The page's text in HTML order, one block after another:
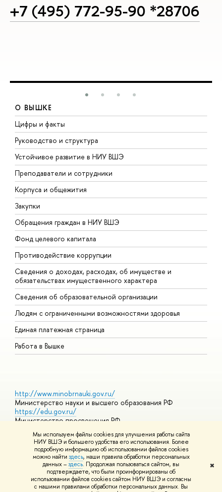
Мы используем файлы cookies для улучшения работы сайта
НИУ ВШЭ и большего удобства его использования. Более
подробную информацию об использовании файлов cookies
можно найти здесь, наши правила обработки персональных
данных –здесь. Продолжая пользоваться сайтом, вы
подтверждаете, что были проинформированы об
использовании файлов cookies сайтом НИУ ВШЭ и согласны
с нашими правилами обработки персональных данных. Вы
✖
+7 (495) 772-95-90 *28706
О ВЫШКЕ
Цифры и факты
Руководство и структура
Устойчивое развитие в НИУ ВШЭ
Преподаватели и сотрудники
Корпуса и общежития
Закупки
Обращения граждан в НИУ ВШЭ
Фонд целевого капитала
Противодействие коррупции
Сведения о доходах, расходах, об имуществе и
обязательствах имущественного характера
Сведения об образовательной организации
Людям с ограниченными возможностями здоровья
Единая платежная страница
Работа в Вышке
http://www.minobrnauki.gov.ru/
Министерство науки и высшего образования РФ
https://edu.gov.ru/
Министерство просвещения РФ
Массовые открытые онлайн-курсы
© НИУ ВШЭ 1993–2026 Адреса и контактыУсловия
использования материалов Политика конфиденциальности